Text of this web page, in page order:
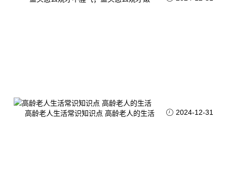
高龄老人生活常识知识点 高龄老人的生活 2024-12-31